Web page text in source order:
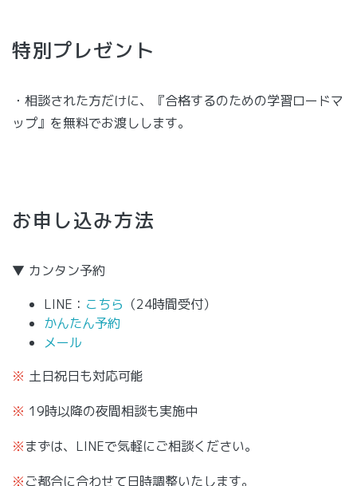
特別プレゼント
・相談された方だけに、『合格するのための学習ロードマ
ップ』を無料でお渡しします。
お申し込み方法
▼ カンタン予約
LINE： こちら （24時間受付）
かんたん予約
メール
※ 土日祝日も対応可能
※ 19時以降の夜間相談も実施中
※まずは、LINEで気軽にご相談ください。
※ご都合に合わせて日時調整いたします。